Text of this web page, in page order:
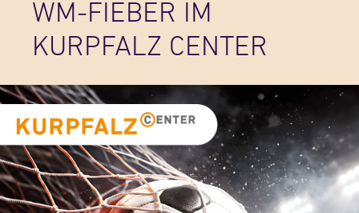
WM-FIEBER IM
KURPFALZ CENTER